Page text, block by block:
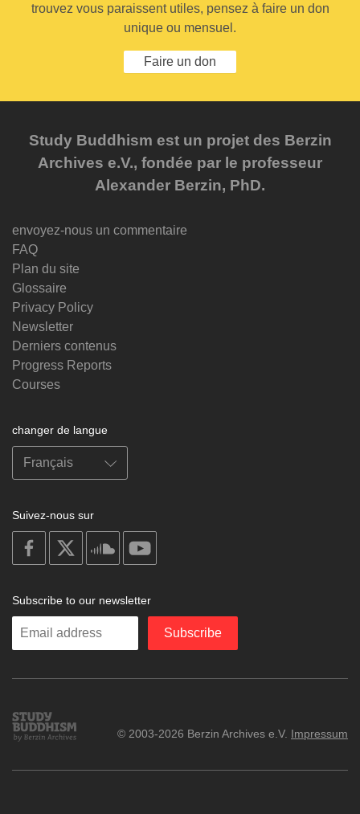
trouvez vous paraissent utiles, pensez à faire un don
unique ou mensuel.
Faire un don
Study Buddhism est un projet des Berzin
Archives e.V., fondée par le professeur
Alexander Berzin, PhD.
envoyez-nous un commentaire
FAQ
Plan du site
Glossaire
Privacy Policy
Newsletter
Derniers contenus
Progress Reports
Courses
changer de langue
Suivez-nous sur
on
facebook
soundcloud
Subscribe to our newsletter
Enter
Subscribe
Study
Buddhism
© 2003-2026 Berzin Archives e.V. Impressum